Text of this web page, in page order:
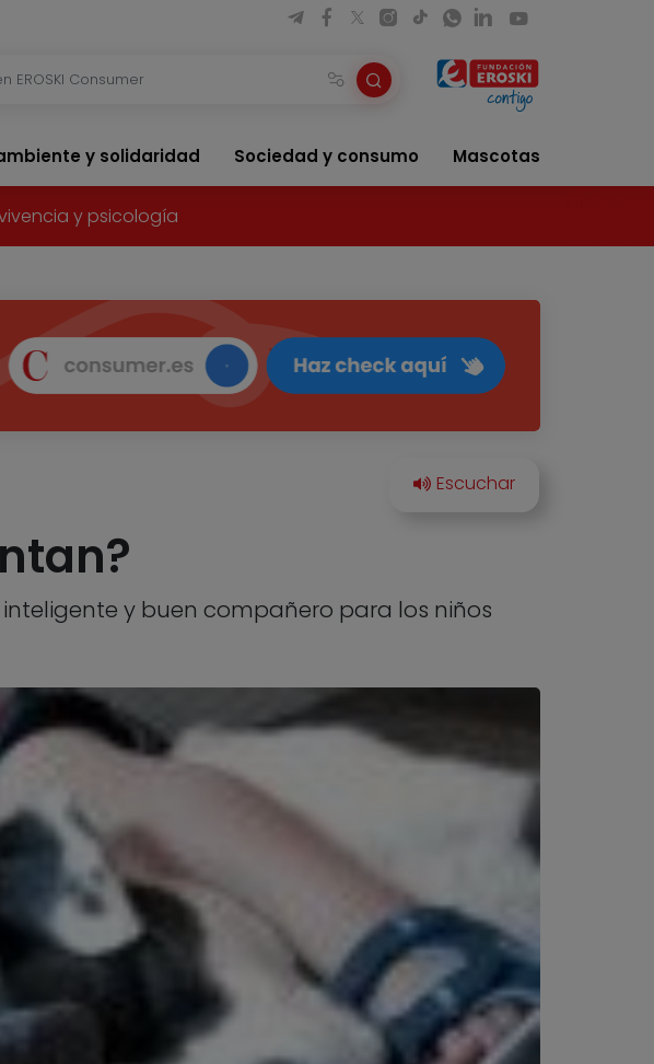
y solidaridad Sociedad y consumo Mascotas
y psicología
y buen compañero para los niños